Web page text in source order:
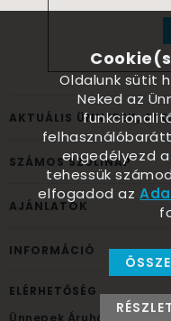
AKTUÁLIS ÜNNEPEK,
SZÁMOS SZÜLINAP
AJÁNLATOK
INFORMÁCIÓ
ELÉRHETŐSÉG
Ünnepek Áruháza
Oldalunk sütit
Neked az
engedélyezd
tehessük
elfogadod az